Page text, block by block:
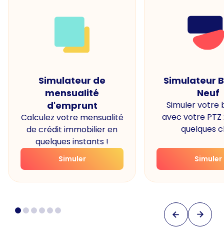
Simulateur de
mensualité
d'emprunt
Calculez votre mensualité
de crédit immobilier en
quelques instants !
Simuler
Simulateur
Neuf
Simuler votre
avec votre PTZ
quelques
Simuler